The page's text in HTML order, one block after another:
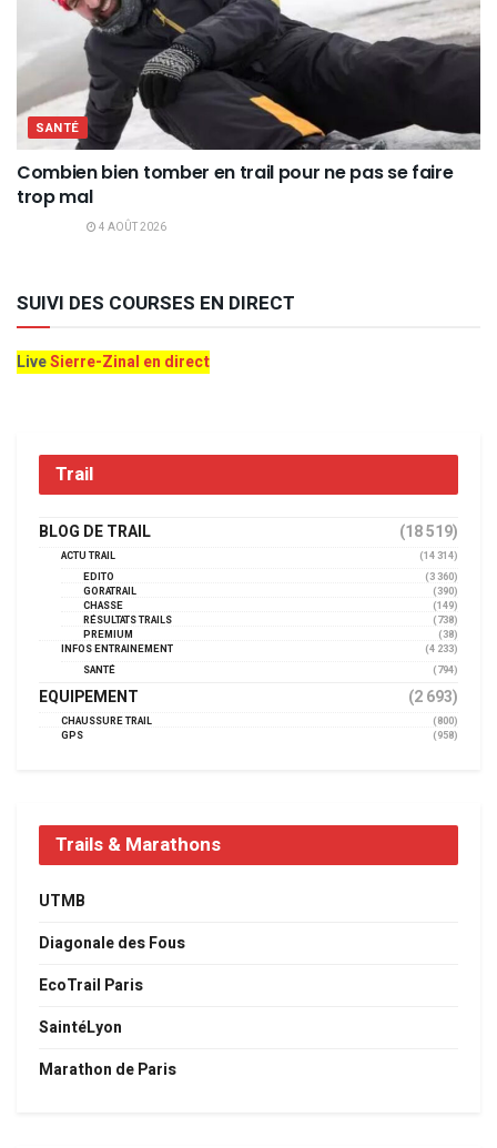
SANTÉ
Combien bien tomber en trail pour ne pas se faire
trop mal
4 AOÛT 2026
SUIVI DES COURSES EN DIRECT
LiveSierre-Zinal en direct
Trail
BLOG DE TRAIL (18 519)
ACTU TRAIL
(14 314)
EDITO
(3 360)
GORATRAIL
(390)
CHASSE
(149)
RÉSULTATS TRAILS
(738)
PREMIUM
(38)
INFOS ENTRAINEMENT
(4 233)
SANTÉ
(794)
EQUIPEMENT (2 693)
CHAUSSURE TRAIL
(800)
GPS
(958)
Trails & Marathons
UTMB
Diagonale des Fous
EcoTrail Paris
SaintéLyon
Marathon de Paris